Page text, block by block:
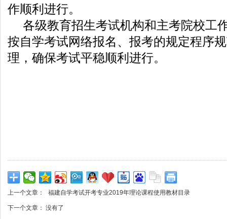
作顺利进行。
各级教育招生考试机构和主考院校工
按自学考试网络报名、报考的规定程序
理，确保考试平稳顺利进行。
上一个文章： 福建自学考试开考专业2019年理论课程使用教材目录
下一个文章： 没有了